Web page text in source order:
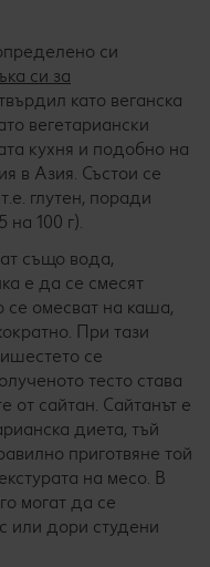
си
си за
като веганска
вегетариански
кухня и подобно на
в Азия. Състои се
глутен, поради
на 100 г).
също вода,
е да се смесят
омесват на каша,
При тази
се
тесто става
от сайтан. Сайтанът е
диета, тъй
приготвяне той
на месо. В
могат да се
или дори студени